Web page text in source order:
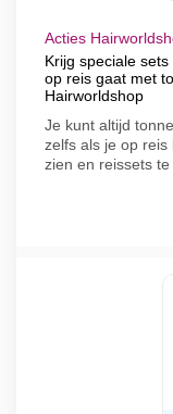
Acties
Krijg speciale
op reis gaat met
Hairworldshop
Je kunt altijd
zelfs als je op
zien en reissets